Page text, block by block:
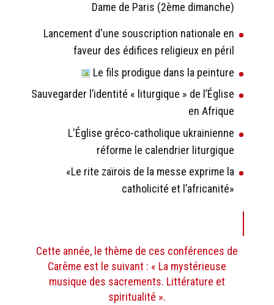
Dame de Paris (2ème dimanche)
Lancement d'une souscription nationale en
faveur des édifices religieux en péril
Le fils prodigue dans la peinture
Sauvegarder l’identité « liturgique » de l’Église
en Afrique
L'Église gréco-catholique ukrainienne
réforme le calendrier liturgique
«Le rite zaïrois de la messe exprime la
catholicité et l’africanité»
Cette année, le thème de ces conférences de
Carême est le suivant : « La mystérieuse
musique des sacrements. Littérature et
spiritualité ».